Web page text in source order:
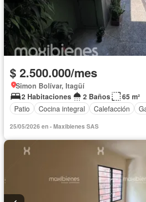
$ 2.500.000/mes
Simon Bolívar, Itagüí
2 Habitaciones
2 Baños
65 m²
Patio
Cocina integral Calefacción
25/05/2026 en - Maxibienes SAS